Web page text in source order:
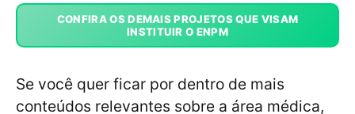
CONFIRA OS DEMAIS PROJETOS QUE VISAM
INSTITUIR O ENPM
Se você quer ficar por dentro de mais
conteúdos relevantes sobre a área médica,